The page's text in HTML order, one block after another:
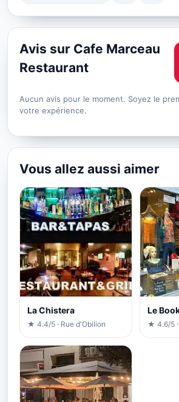
Avis sur Cafe Marceau
Restaurant
Aucun avis pour le moment. Soyez le
votre expérience.
Vous allez aussi aimer
La Chistera
★ 4.4/5 · Rue d'Obilion
Le
★ 4.6/5 ·